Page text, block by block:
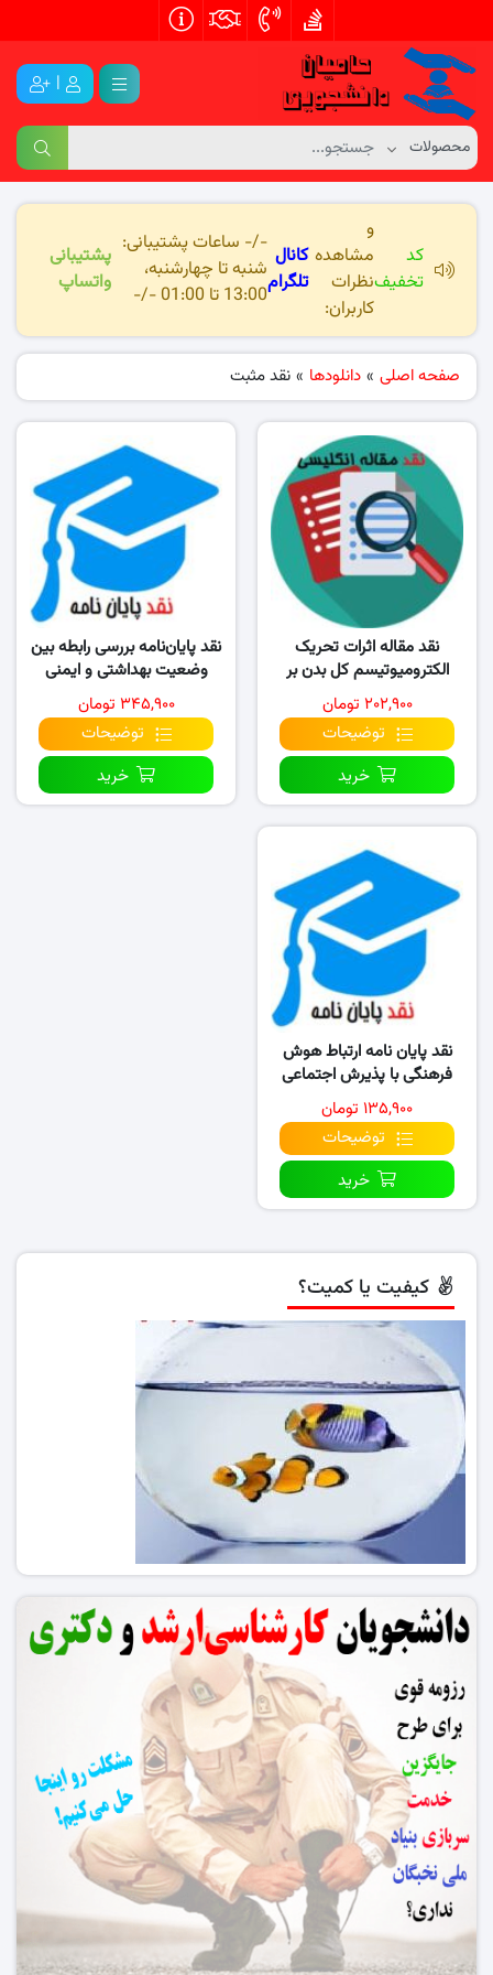
|
کد
تخفیف
و
مشاهده
نظرات
کاربران:
کانال
تلگرام
-/- ساعات پشتیبانی:
شنبه تا چهارشنبه،
13:00 تا 01:00 -/-
پشتیبانی
واتساپ
صفحه اصلی » دانلودها » نقد مثبت
نقد مقاله اثرات تحریک
الکترومیوتیسم کل بدن بر
کاهش توده عضلانی ناشی..
۲۰۲,۹۰۰ تومان
توضیحات
خرید
نقد پایان‌نامه بررسی رابطه بین
وضعیت بهداشتی و ایمنی
استخرهای..
۳۴۵,۹۰۰ تومان
توضیحات
خرید
نقد پایان نامه ارتباط هوش
فرهنگی با پذیرش اجتماعی
دانشجویان
۱۳۵,۹۰۰ تومان
توضیحات
خرید
کیفیت یا کمیت؟